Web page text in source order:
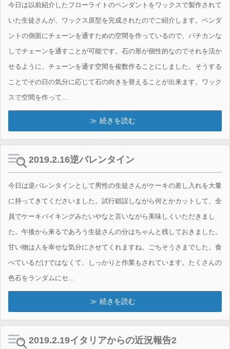
今日は以前紹介したフローライトのペンダントをワックスで製作されて
いた生徒さんが、ワックス原型を完成されたのでご紹介します。ペンダ
ントの側面にチェーンを通すための空間を作っているので、バチカンな
しでチェーンを通すことが可能です。石の形が個性的なのでそれを活か
せるように、チェーンを通す空間を複数作ることにしました。そうする
ことでその日の気分に応じて石の向きを替えることが出来ます。ワック
スで空間を作って...
続きを読む
2019.2.16逆バレンタイン
今日は逆バレンタインとして男性の生徒さんがケーキの差し入れを大量
に持ってきてくださいました。試行錯誤しながら何とかカットして、全
員でケーキバイキングみたいやなと言いながら美味しくいただきまし
た。午後から来るであろう生徒さんの分はちゃんと残しておきました。
甘い物は人を幸せな気分にさせてくれますね。ごちそうさまでした。食
べているだけではなくて、しっかりと作業もされています。たくさんの
色石をランダムにセ...
続きを読む
2019.2.19イタリアからの近況報告2